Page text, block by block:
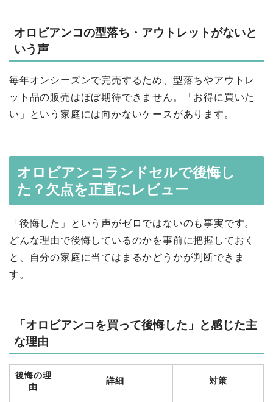
オロビアンコの型落ち・アウトレットがないと
いう声
毎年オンシーズンで完売するため、型落ちやアウトレ
ット品の販売はほぼ期待できません。「お得に買いた
い」という家庭には向かないケースがあります。
オロビアンコランドセルで後悔し
た？欠点を正直にレビュー
「後悔した」という声がゼロではないのも事実です。
どんな理由で後悔しているのかを事前に把握しておく
と、自分の家庭に当てはまるかどうかが判断できま
す。
「オロビアンコを買って後悔した」と感じた主
な理由
後悔の理
由
詳細 対策